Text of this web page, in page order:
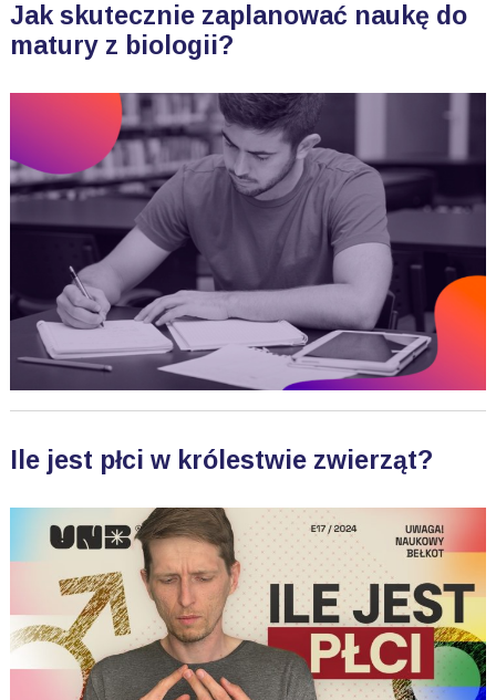
Jak skutecznie zaplanować naukę do
matury z biologii?
Ile jest płci w królestwie zwierząt?